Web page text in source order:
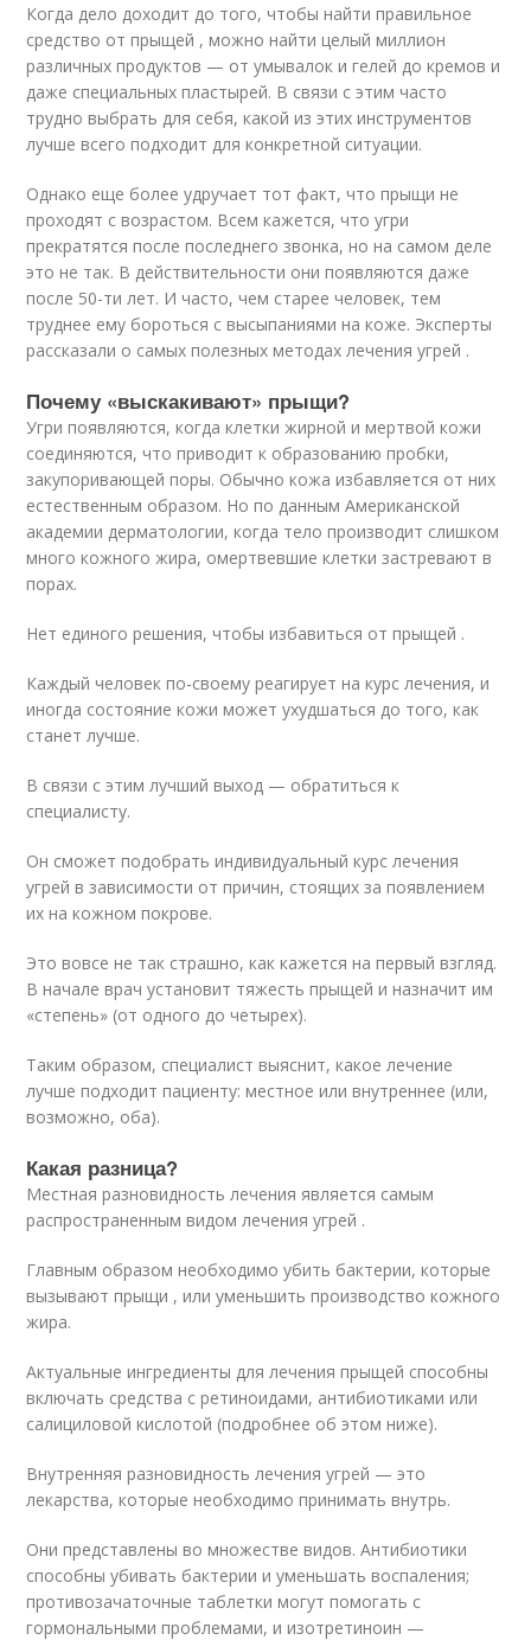
Когда дело доходит до того, чтобы найти правильное
средство от прыщей , можно найти целый миллион
различных продуктов — от умывалок и гелей до кремов и
даже специальных пластырей. В связи с этим часто
трудно выбрать для себя, какой из этих инструментов
лучше всего подходит для конкретной ситуации.
Однако еще более удручает тот факт, что прыщи не
проходят с возрастом. Всем кажется, что угри
прекратятся после последнего звонка, но на самом деле
это не так. В действительности они появляются даже
после 50-ти лет. И часто, чем старее человек, тем
труднее ему бороться с высыпаниями на коже. Эксперты
рассказали о самых полезных методах лечения угрей .
Почему «выскакивают» прыщи?
Угри появляются, когда клетки жирной и мертвой кожи
соединяются, что приводит к образованию пробки,
закупоривающей поры. Обычно кожа избавляется от них
естественным образом. Но по данным Американской
академии дерматологии, когда тело производит слишком
много кожного жира, омертвевшие клетки застревают в
порах.
Нет единого решения, чтобы избавиться от прыщей .
Каждый человек по-своему реагирует на курс лечения, и
иногда состояние кожи может ухудшаться до того, как
станет лучше.
В связи с этим лучший выход — обратиться к
специалисту.
Он сможет подобрать индивидуальный курс лечения
угрей в зависимости от причин, стоящих за появлением
их на кожном покрове.
Это вовсе не так страшно, как кажется на первый взгляд.
В начале врач установит тяжесть прыщей и назначит им
«степень» (от одного до четырех).
Таким образом, специалист выяснит, какое лечение
лучше подходит пациенту: местное или внутреннее (или,
возможно, оба).
Какая разница?
Местная разновидность лечения является самым
распространенным видом лечения угрей .
Главным образом необходимо убить бактерии, которые
вызывают прыщи , или уменьшить производство кожного
жира.
Актуальные ингредиенты для лечения прыщей способны
включать средства с ретиноидами, антибиотиками или
салициловой кислотой (подробнее об этом ниже).
Внутренняя разновидность лечения угрей — это
лекарства, которые необходимо принимать внутрь.
Они представлены во множестве видов. Антибиотики
способны убивать бактерии и уменьшать воспаления;
противозачаточные таблетки могут помогать с
гормональными проблемами, и изотретиноин —